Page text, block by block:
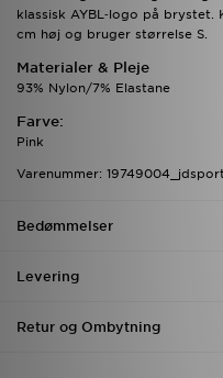
klassisk AYBL‑logo på brystet.
cm høj og bruger størrelse S.
Materialer & Pleje
93% Nylon/7% Elastane
Farve:
Pink
Varenummer:
Bedømmelser
Levering
Retur og Ombytning